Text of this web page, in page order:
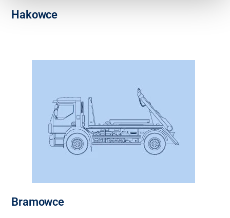
Hakowce
Bramowce